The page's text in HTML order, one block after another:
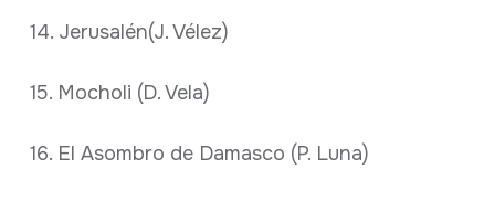
14. Jerusalén(J. Vélez)
15. Mocholi (D. Vela)
16. El Asombro de Damasco (P. Luna)